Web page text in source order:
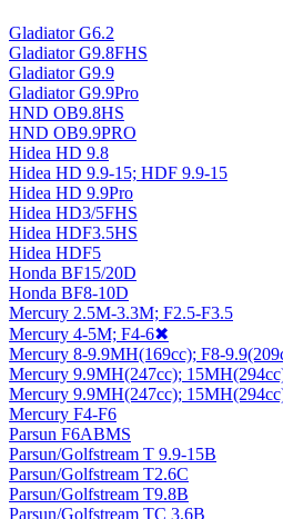
Gladiator G6.2
Gladiator G9.8FHS
Gladiator G9.9
Gladiator G9.9Pro
HND OB9.8HS
HND OB9.9PRO
Hidea HD 9.8
Hidea HD 9.9-15; HDF 9.9-15
Hidea HD 9.9Pro
Hidea HD3/5FHS
Hidea HDF3.5HS
Hidea HDF5
Honda BF15/20D
Honda BF8-10D
Mercury 2.5M-3.3M; F2.5-F3.5
Mercury 4-5M; F4-6✖
Mercury 8-9.9MH(169cc); F8-
Mercury 9.9MH(247cc);
Mercury 9.9MH(247cc);
Mercury F4-F6
Parsun F6ABMS
Parsun/Golfstream T 9.9-15B
Parsun/Golfstream T2.6C
Parsun/Golfstream T9.8B
Parsun/Golfstream TC 3.6B